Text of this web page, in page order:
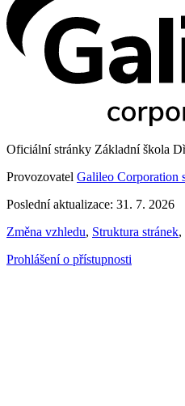
Oficiální stránky Základní škola
Provozovatel Galileo Corporation
Poslední aktualizace: 31. 7. 2026
Změna vzhledu, Struktura stránek,
Prohlášení o přístupnosti